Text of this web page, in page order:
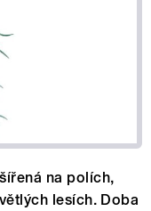
na polích,
lesích. Doba